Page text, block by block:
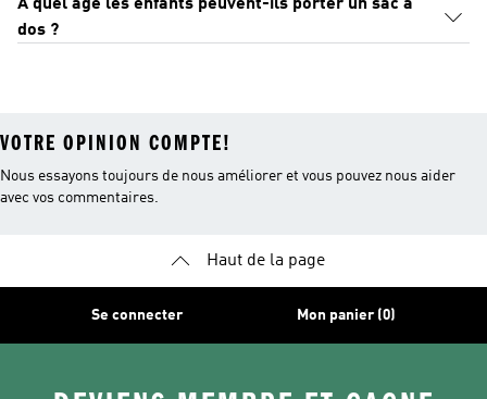
À quel âge les enfants peuvent-ils porter un sac à
dos ?
VOTRE OPINION COMPTE!
Nous essayons toujours de nous améliorer et vous pouvez nous aider
avec vos commentaires.
Haut de la page
Se connecter Mon panier (0)